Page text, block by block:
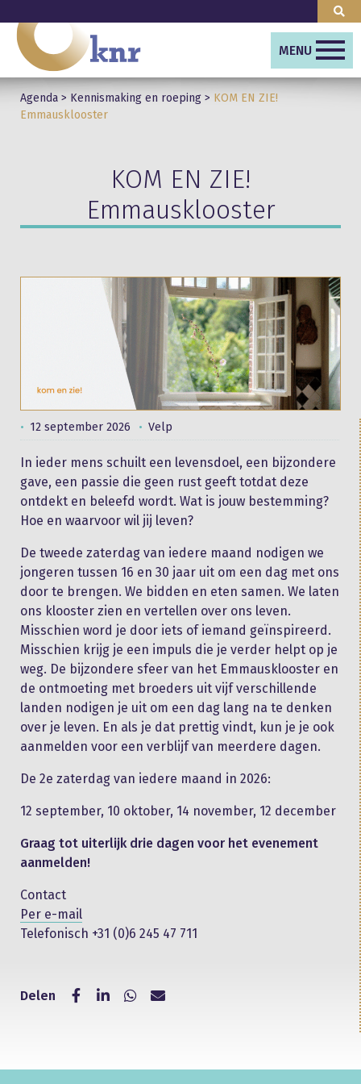
MENU
Agenda > Kennismaking en roeping > KOM EN ZIE!
Emmausklooster
KOM EN ZIE!
Emmausklooster
12 september 2026 Velp
In ieder mens schuilt een levensdoel, een bijzondere
gave, een passie die geen rust geeft totdat deze
ontdekt en beleefd wordt. Wat is jouw bestemming?
Hoe en waarvoor wil jij leven?
De tweede zaterdag van iedere maand nodigen we
jongeren tussen 16 en 30 jaar uit om een dag met ons
door te brengen. We bidden en eten samen. We laten
ons klooster zien en vertellen over ons leven.
Misschien word je door iets of iemand geïnspireerd.
Misschien krijg je een impuls die je verder helpt op je
weg. De bijzondere sfeer van het Emmausklooster en
de ontmoeting met broeders uit vijf verschillende
landen nodigen je uit om een dag lang na te denken
over je leven. En als je dat prettig vindt, kun je je ook
aanmelden voor een verblijf van meerdere dagen.
De 2e zaterdag van iedere maand in 2026:
12 september, 10 oktober, 14 november, 12 december
Graag tot uiterlijk drie dagen voor het evenement
aanmelden!
Contact
Per e-mail
Telefonisch +31​ (0)6 245 ​47 ​711
Delen